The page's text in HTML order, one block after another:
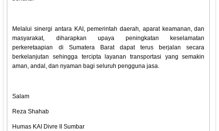
Melalui sinergi antara KAI, pemerintah daerah, aparat keamanan, dan
masyarakat, diharapkan upaya peningkatan keselamatan
perkeretaapian di Sumatera Barat dapat terus berjalan secara
berkelanjutan sehingga tercipta layanan transportasi yang semakin
aman, andal, dan nyaman bagi seluruh pengguna jasa.
Salam
Reza Shahab
Humas KAI Divre II Sumbar